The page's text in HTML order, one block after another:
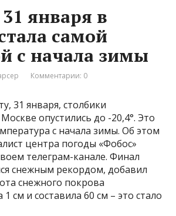
января в
самой
с начала зимы
Комментарии: 0
31 января, столбики
опустились до -20,4°. Это
с начала зимы. Об этом
центра погоды «Фобос»
телеграм-канале. Финал
снежным рекордом, добавил
снежного покрова
см и составила 60 см – это стало